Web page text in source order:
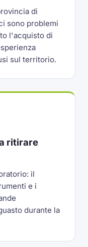
di
sono problemi
l'acquisto di
sul territorio.
ritirare
il
e i
durante la